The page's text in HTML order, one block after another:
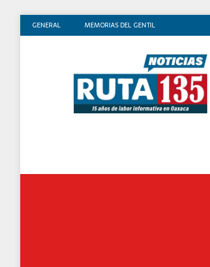
GENERAL MEMORIAS DEL GENTIL